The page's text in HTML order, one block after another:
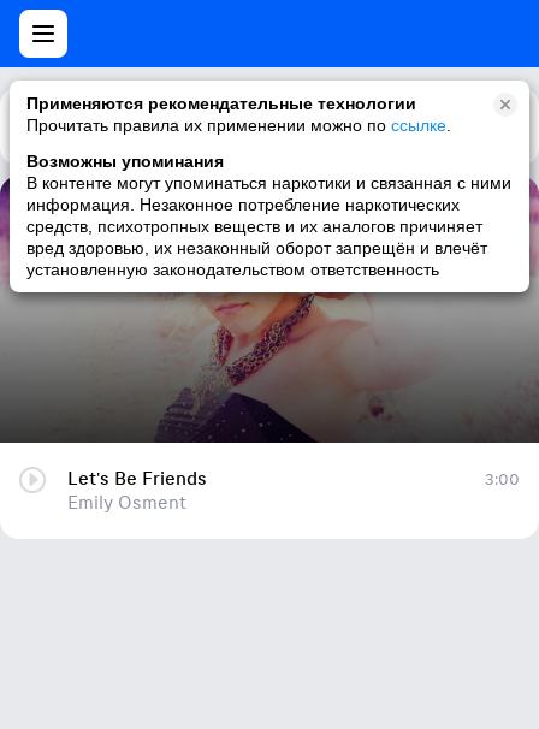
Применяются рекомендательные технологии
Прочитать правила их применении можно по ссылке
Возможны упоминания
В контенте могут упоминаться наркотики и связанная с ними
информация. Незаконное потребление наркотических
средств, психотропных веществ и их аналогов причиняет
вред здоровью, их незаконный оборот запрещён и влечёт
установленную законодательством ответственность
Каталог Рекомендации
Let's Be Friends
Emily Osment
Let's Be Friends
Emily Osment
3:00